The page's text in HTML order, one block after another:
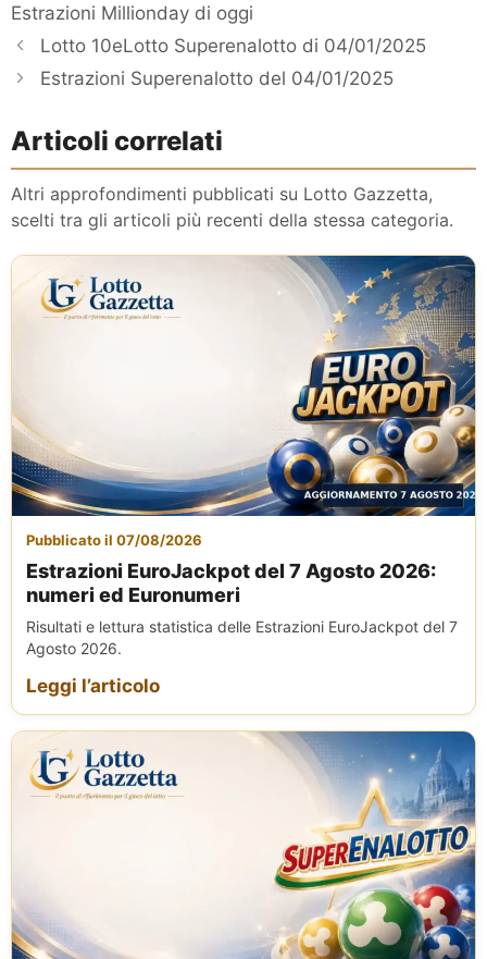
Estrazioni Millionday di oggi
Lotto 10eLotto Superenalotto di 04/01/2025
Estrazioni Superenalotto del 04/01/2025
Articoli correlati
Altri approfondimenti pubblicati su Lotto Gazzetta,
scelti tra gli articoli più recenti della stessa categoria.
Pubblicato il 07/08/2026
Estrazioni EuroJackpot del 7 Agosto 2026:
numeri ed Euronumeri
Risultati e lettura statistica delle Estrazioni EuroJackpot del 7
Agosto 2026.
Leggi l’articolo